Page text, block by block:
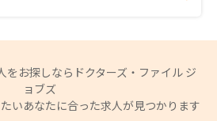
をお探しならドクターズ・ファイル ジ
ョブズ
いあなたに合った求人が見つかります